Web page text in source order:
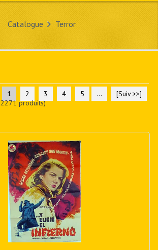
MON COPTE
PDF BOOKS
Catalogue Terror
1 2 3 4 5 ...
[Suiv >>]
2271 produits)